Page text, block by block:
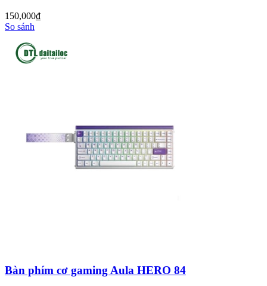
150,000đ
So sánh
Bàn phím cơ gaming Aula HERO 84